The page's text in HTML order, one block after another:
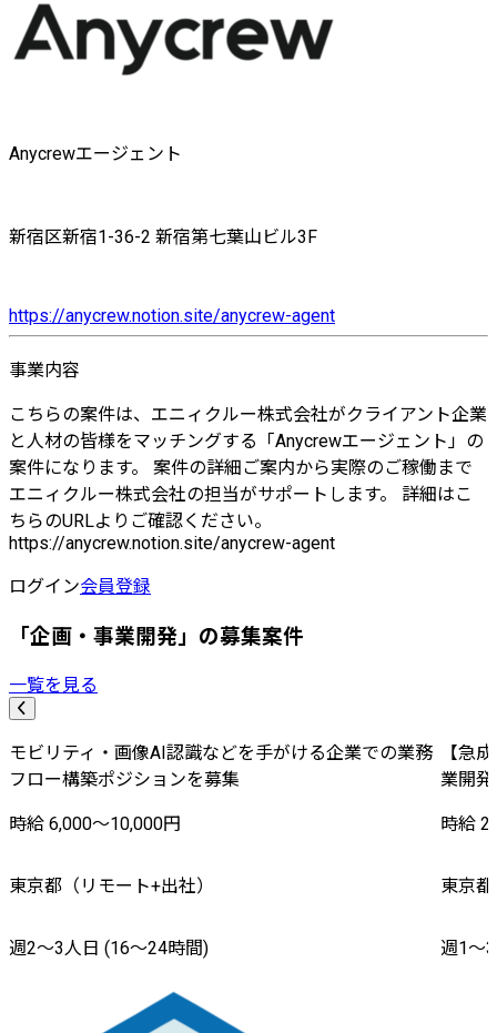
Anycrewエージェント
新宿区新宿1-36-2 新宿第七葉山ビル3F
https://anycrew.notion.site/anycrew-agent
事業内容
こちらの案件は、エニィクルー株式会社がクライアント企業
と人材の皆様をマッチングする「Anycrewエージェント」の
案件になります。 案件の詳細ご案内から実際のご稼働まで
エニィクルー株式会社の担当がサポートします。 詳細はこ
ちらのURLよりご確認ください。
https://anycrew.notion.site/anycrew-agent
ログイン会員登録
「企画・事業開発」の募集案件
一覧を見る
モビリティ・画像AI認識などを手がける企業での業務
フロー構築ポジションを募集
時給 6,000〜10,000円
東京都（リモート+出社）
週2〜3人日 (16〜24時間)
【急
業開
時給
東京
週1〜